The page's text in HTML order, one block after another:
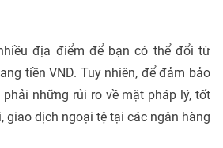
địa điểm để bạn có thể đổi từ
tiền VND. Tuy nhiên, để đảm bảo
những rủi ro về mặt pháp lý, tốt
giao dịch ngoại tệ tại các ngân hàng